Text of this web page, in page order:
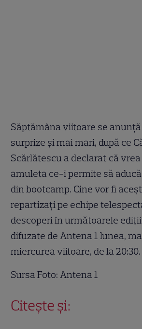
Săptămâna viitoare se
surprize și mai mari, după ce
Scărlătescu a declarat că
amuleta ce-i permite să
din bootcamp. Cine vor fi
repartizați pe echipe
descoperi în următoarele
difuzate de Antena 1 lunea,
miercurea viitoare, de la 20:30.
Sursa Foto: Antena 1
Citește și: